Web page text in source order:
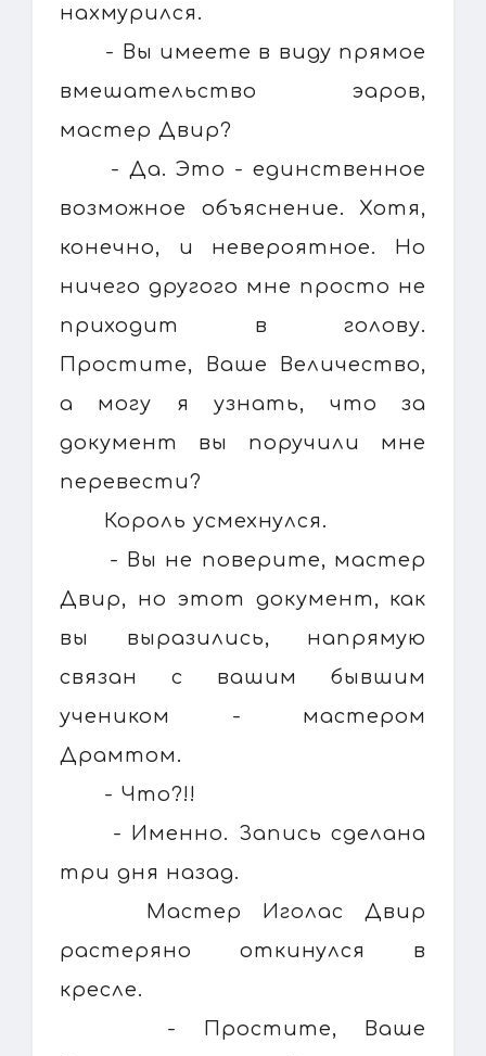
нахмурился.
- Вы имеете в виду прямое
вмешательство эаров,
мастер Двир?
- Да. Это - единственное
возможное объяснение. Хотя,
конечно, и невероятное. Но
ничего другого мне просто не
приходит в голову.
Простите, Ваше Величество,
а могу я узнать, что за
документ вы поручили мне
перевести?
Король усмехнулся.
- Вы не поверите, мастер
Двир, но этот документ, как
вы выразились, напрямую
связан с вашим бывшим
учеником - мастером
Драмтом.
- Что?!!
- Именно. Запись сделана
три дня назад.
Мастер Иголас Двир
растеряно откинулся в
кресле.
- Простите, Ваше